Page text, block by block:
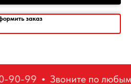
заказ
90-99 Звоните по